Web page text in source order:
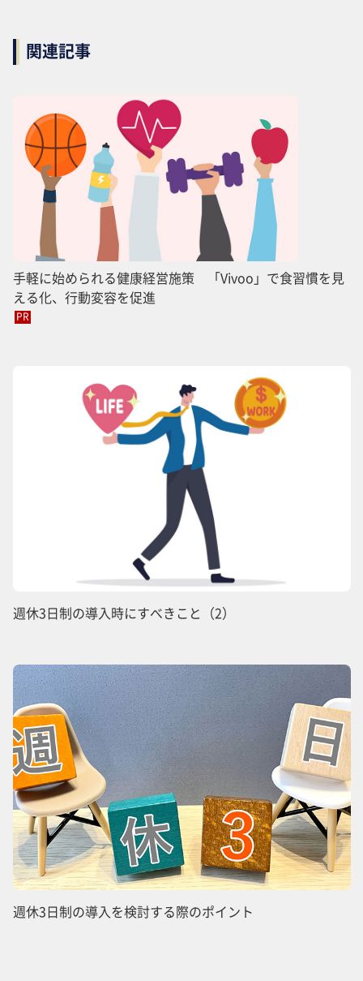
関連記事
手軽に始められる健康経営施策 「Vivoo」で食習慣を見
える化、行動変容を促進
PR
週休3日制の導入時にすべきこと（2）
週休3日制の導入を検討する際のポイント